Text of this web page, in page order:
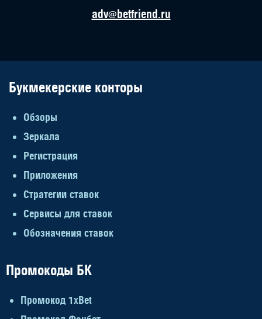
adv@betfriend.ru
Букмекерские конторы
Обзоры
Зеркала
Регистрация
Приложения
Стратегии ставок
Сервисы для ставок
Обозначения ставок
Промокоды БК
Промокод 1xBet